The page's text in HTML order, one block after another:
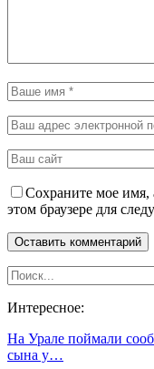
Сохраните мое имя,
этом браузере для
Интересное:
На Урале поймали
сына у…